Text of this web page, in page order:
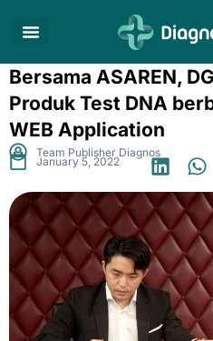
Bersama ASAREN,
Produk Test DNA
WEB Application
Team Publisher Diagnos
January 5, 2022 .